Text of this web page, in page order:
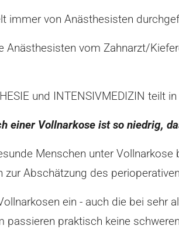
immer von Anästhesisten
Anästhesisten vom Zahnarzt/
und INTENSIVMEDIZIN
einer Vollnarkose ist so niedrig,
Menschen unter
Abschätzung des
ein - auch die bei sehr
praktisch keine